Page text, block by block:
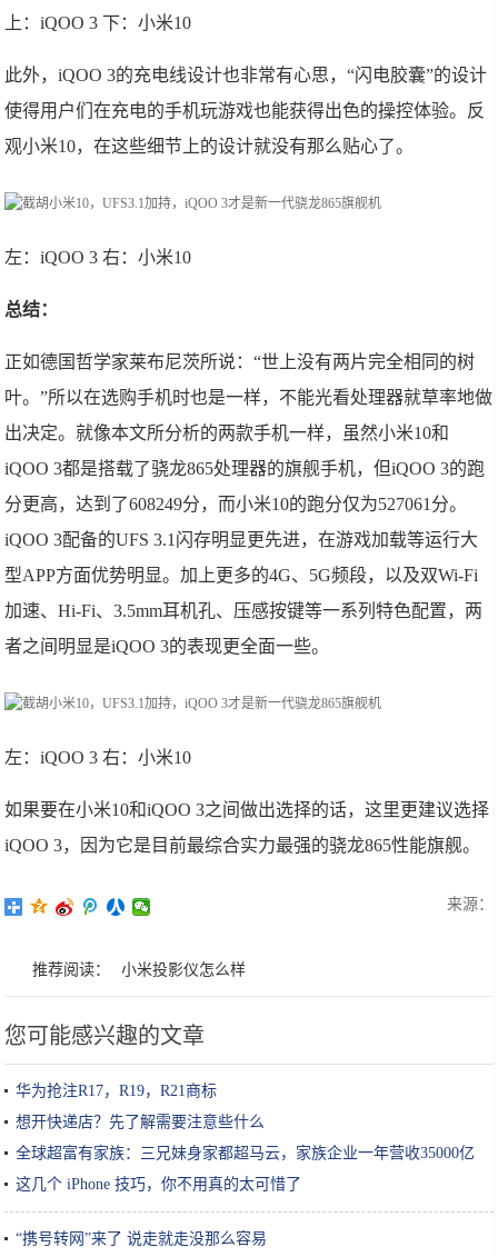
上：iQOO 3 下：小米10
此外，iQOO 3的充电线设计也非常有心思，“闪电胶囊”的设计
使得用户们在充电的手机玩游戏也能获得出色的操控体验。反
观小米10，在这些细节上的设计就没有那么贴心了。
左：iQOO 3 右：小米10
总结：
正如德国哲学家莱布尼茨所说：“世上没有两片完全相同的树
叶。”所以在选购手机时也是一样，不能光看处理器就草率地做
出决定。就像本文所分析的两款手机一样，虽然小米10和
iQOO 3都是搭载了骁龙865处理器的旗舰手机，但iQOO 3的跑
分更高，达到了608249分，而小米10的跑分仅为527061分。
iQOO 3配备的UFS 3.1闪存明显更先进，在游戏加载等运行大
型APP方面优势明显。加上更多的4G、5G频段，以及双Wi-Fi
加速、Hi-Fi、3.5mm耳机孔、压感按键等一系列特色配置，两
者之间明显是iQOO 3的表现更全面一些。
左：iQOO 3 右：小米10
如果要在小米10和iQOO 3之间做出选择的话，这里更建议选择
iQOO 3，因为它是目前最综合实力最强的骁龙865性能旗舰。
来源：
推荐阅读： 小米投影仪怎么样
您可能感兴趣的文章
华为抢注R17，R19，R21商标
想开快递店？先了解需要注意些什么
全球超富有家族：三兄妹身家都超马云，家族企业一年营收35000亿
这几个 iPhone 技巧，你不用真的太可惜了
“携号转网”来了 说走就走没那么容易